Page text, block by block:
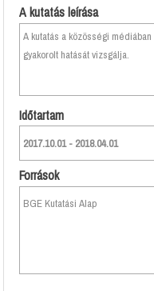
A kutatás leírása
A kutatás a közösségi
gyakorolt hatását vizsgálja.
Időtartam
2017.10.01 - 2018.04.01
Források
BGE Kutatási Alap